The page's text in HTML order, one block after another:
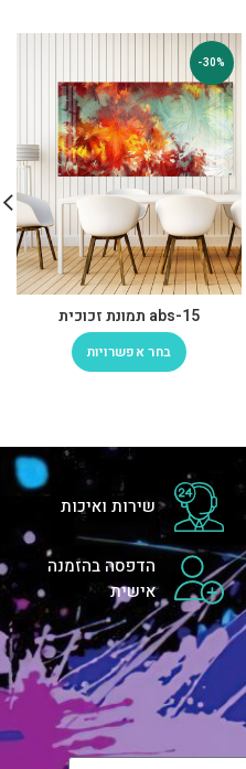
-30%
abs-15 תמונת זכוכית
בחר אפשרויות
שירות ואיכות
הדפסה בהזמנה
אישית